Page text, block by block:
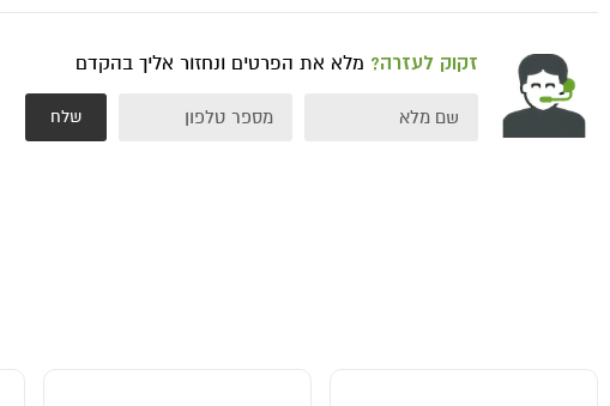
זקוק לעזרה? מלא את הפרטים ונחזור אליך בהקדם
שלח